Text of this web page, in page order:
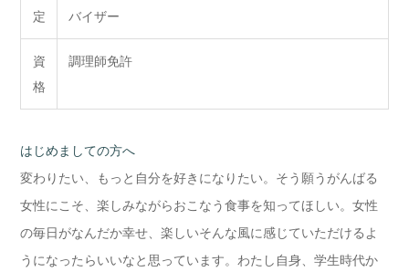
定
バイザー
資
格
調理師免許
はじめましての方へ
変わりたい、もっと自分を好きになりたい。そう願うがんばる
女性にこそ、楽しみながらおこなう食事を知ってほしい。女性
の毎日がなんだか幸せ、楽しいそんな風に感じていただけるよ
うになったらいいなと思っています。わたし自身、学生時代か